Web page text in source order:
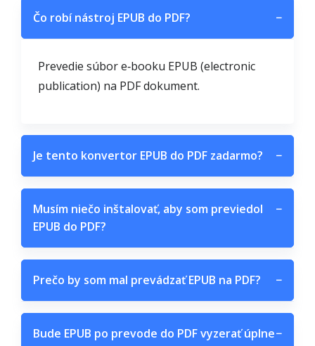
Čo robí nástroj EPUB do PDF? −
Prevedie súbor e‑booku EPUB (electronic
publication) na PDF dokument.
Je tento konvertor EPUB do PDF zadarmo? −
Musím niečo inštalovať, aby som previedol
EPUB do PDF?
−
Prečo by som mal prevádzať EPUB na PDF? −
Bude EPUB po prevode do PDF vyzerať úplne−